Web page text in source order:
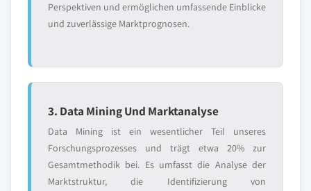
Perspektiven und ermöglichen umfassende Einblicke
und zuverlässige Marktprognosen.
3. Data Mining Und Marktanalyse
Data Mining ist ein wesentlicher Teil unseres
Forschungsprozesses und trägt etwa 20% zur
Gesamtmethodik bei. Es umfasst die Analyse der
Marktstruktur, die Identifizierung von